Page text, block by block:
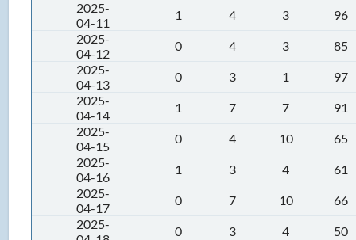
2025-
04-11
1 4 3
96
2025-
04-12
0 4 3
85
2025-
04-13
0 3 1
97
2025-
04-14
1 7 7
91
2025-
04-15
0 4 10
65
2025-
04-16
1 3 4
61
2025-
04-17
0 7 10
66
2025-
0 3 4
50